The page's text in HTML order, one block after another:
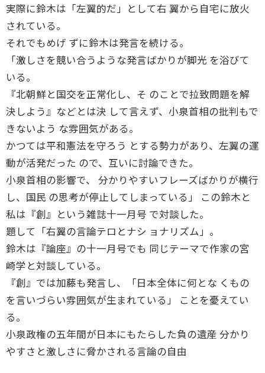
実際に鈴木は「左翼的だ」として右 翼から自宅に放火
されている。
それでもめげ ずに鈴木は発言を続ける。
「激しさを競い合うような発言ばかりが脚光 を浴びて
いる。
『北朝鮮と国交を正常化し、そ のことで拉致問題を解
決しよう』などとは決 して言えず、小泉首相の批判もで
きないよう な雰囲気がある。
かつては平和憲法を守ろう とする勢力があり、左翼の運
動が活発だった ので、互いに討論できた。
小泉首相の影響で、 分かりやすいフレーズばかりが横行
し、国民 の思考が停止してしまっている」 この鈴木と
私は『創』という雑誌十一月号 で対談した。
題して「右翼の言論テロとナシ ョナリズム」。
鈴木は『論座』の十一月号でも 同じテーマで作家の宮
崎学と対談している。
『創』では加藤も発言し、「日本全体に何とな くもの
を言いづらい雰囲気が生まれている」 ことを憂えてい
る。
小泉政権の五年間が日本にもたらした負の遺産 分かり
やすさと激しさに脅かされる言論の自由